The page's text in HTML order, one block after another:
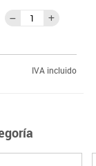
IVA incluido